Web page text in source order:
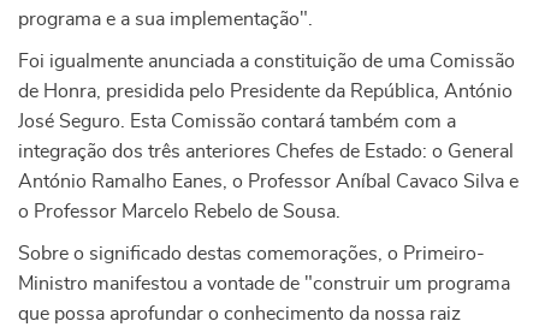
programa e a sua implementação".
Foi igualmente anunciada a constituição de uma Comissão
de Honra, presidida pelo Presidente da República, António
José Seguro. Esta Comissão contará também com a
integração dos três anteriores Chefes de Estado: o General
António Ramalho Eanes, o Professor Aníbal Cavaco Silva e
o Professor Marcelo Rebelo de Sousa.
Sobre o significado destas comemorações, o Primeiro-
Ministro manifestou a vontade de "construir um programa
que possa aprofundar o conhecimento da nossa raiz